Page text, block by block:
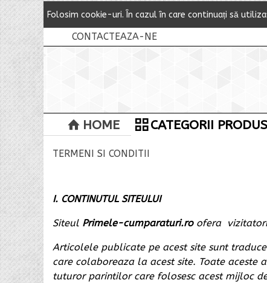
Folosim cookie-uri. n cazulîn care continuați să
CONTACTEAZA-NE
HOME CATEGORII
TERMENI SI CONDITII
I. CONTINUTUL SITEULUI
Siteul Primele-cumparaturi.roofera
Articolele publicate pe acest site sunt
care colaboreaza la acest site. Toate
tuturor parintilor care folosesc acest mijloc